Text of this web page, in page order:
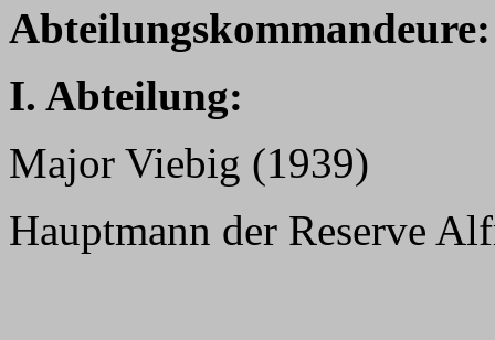
Abteilungskommandeure:
I. Abteilung:
Major Viebig (1939)
Hauptmann der Reserve